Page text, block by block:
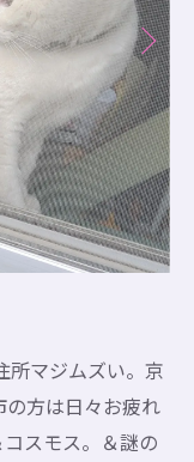
所マジムズい。京
方は日々お疲れ
スモス。＆謎の